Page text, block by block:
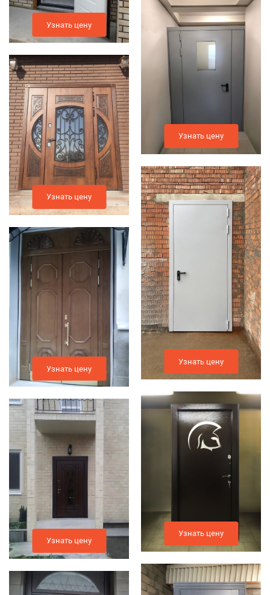
Узнать цену
Узнать цену
Узнать цену
Узнать цену
Узнать цену
Узнать цену
Узнать цену